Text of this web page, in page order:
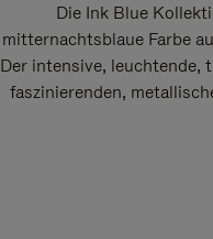
Die Ink Blue
mitternachtsblaue Farbe
Der intensive, leuchtende,
faszinierenden,